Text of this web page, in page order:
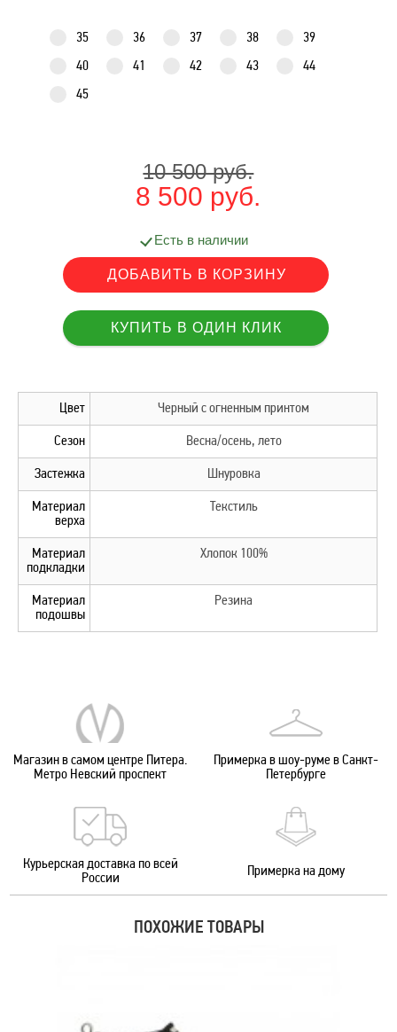
35 36 37 38
39
40
41 42 43
44
45
10 500 руб.
8 500 руб.
Есть в наличии
Цвет Черный с огненным принтом
Сезон Весна/осень, лето
Застежка Шнуровка
Материал
верха
Текстиль
Материал
подкладки
Хлопок 100%
Материал
подошвы
Резина
Магазин в самом центре Питера.
Метро Невский проспект
Примерка в шоу-руме в Санкт-
Петербурге
Курьерская доставка по всей
России
Примерка на дому
ПОХОЖИЕ ТОВАРЫ